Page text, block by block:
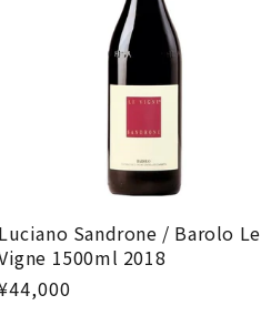
Luciano Sandrone / Barolo Le
1500ml 2018